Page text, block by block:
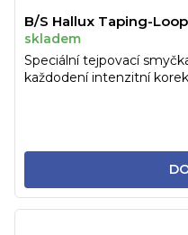
B/S Hallux Taping-
skladem
Speciální tejpovací
každodení intenzitní